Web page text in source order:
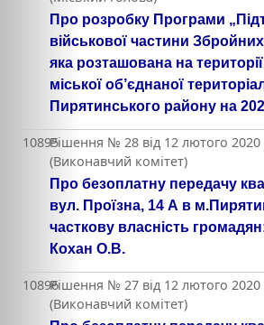
Про розробку Програми
військової частини
яка розташована на
міської об’єднаної
Пирятинського району на
10895Рішення № 28 від 12 лютого 2020
(Виконавчий комітет)
Про безоплатну передачу
вул. Проїзна, 14 А в
часткову власність
Кохан О.В.
10896Рішення № 27 від 12 лютого 2020
(Виконавчий комітет)